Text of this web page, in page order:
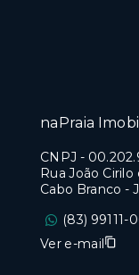
naPraia
CNPJ -
Rua João Cirilo
Cabo Branco -
(83) 99111-
Ver e-mail